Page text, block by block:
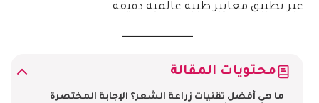
عبر تطبيق معايير طبية عالمية دقيقة.
محتويات المقالة
ما هي أفضل تقنيات زراعة الشعر؟ الإجابة المختصرة